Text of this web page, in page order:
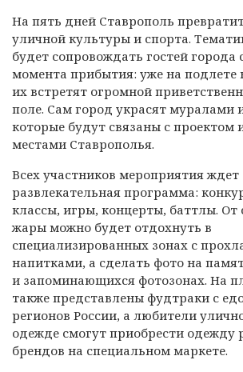
На пять дней Ставрополь
уличной культуры и спорта.
будет сопровождать гостей города
момента прибытия: уже на подлете
их встретят огромной
поле. Сам город украсят муралами
которые будут связаны с
местами Ставрополья.
Всех участников мероприятия ждет
развлекательная программа:
классы, игры, концерты, баттлы. От
жары можно будет отдохнуть в
специализированных зонах с
напитками, а сделать фото на
и запоминающихся фотозонах. На
также представлены фудтраки с
регионов России, а любители
одежде смогут приобрести одежду
брендов на специальном маркете.